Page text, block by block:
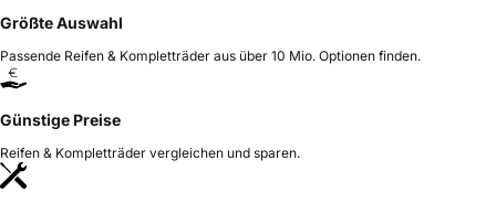
Größte Auswahl
Passende Reifen & Kompletträder aus über 10 Mio. Optionen finden.
Günstige Preise
Reifen & Kompletträder vergleichen und sparen.